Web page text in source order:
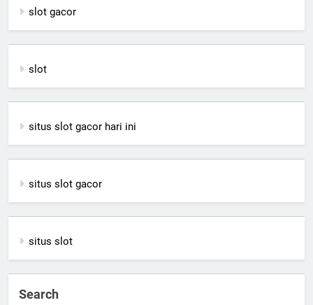
slot gacor
slot
situs slot gacor hari ini
situs slot gacor
situs slot
Search